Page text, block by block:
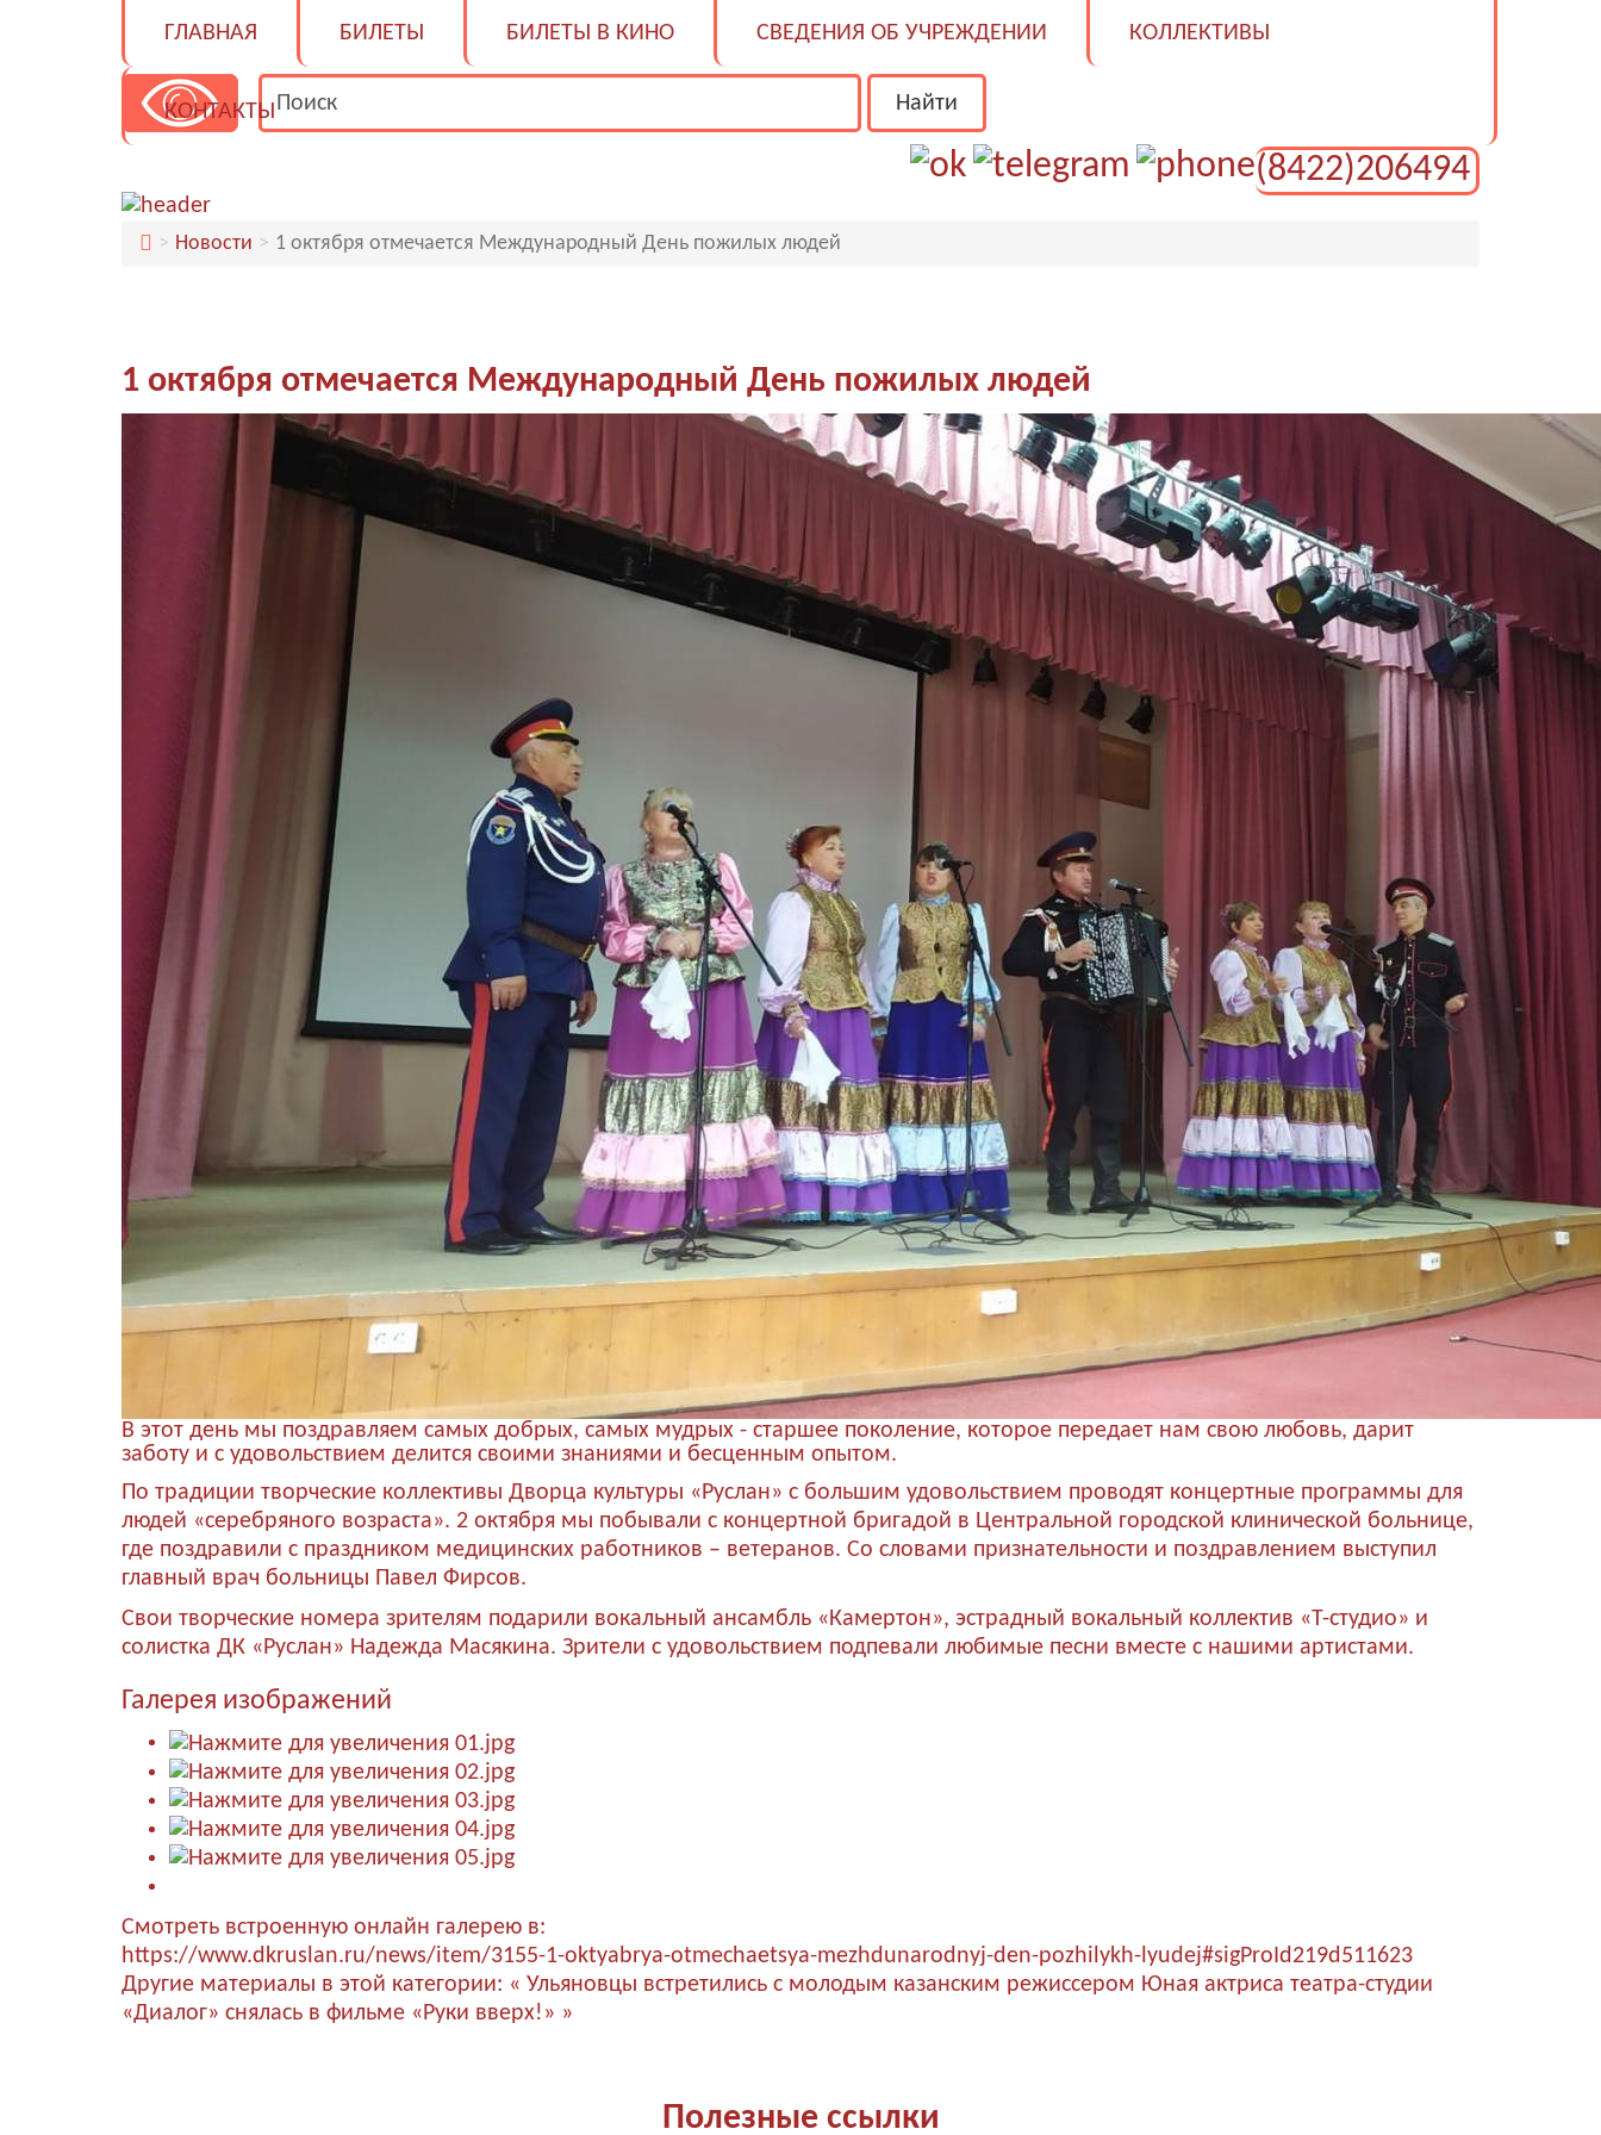
ГЛАВНАЯ БИЛЕТЫ БИЛЕТЫ В КИНО СВЕДЕНИЯ ОБ УЧРЕЖДЕНИИ КОЛЛЕКТИВЫ
КОНТАКТЫ
(8422)206494
Новости 1 октября отмечается Международный День пожилых людей
1 октября отмечается Международный День пожилых людей
В этот день мы поздравляем самых добрых, самых мудрых - старшее поколение, которое передает нам свою любовь, дарит
заботу и с удовольствием делится своими знаниями и бесценным опытом.
По традиции творческие коллективы Дворца культуры «Руслан» с большим удовольствием проводят концертные программы для
людей «серебряного возраста». 2 октября мы побывали с концертной бригадой в Центральной городской клинической больнице,
где поздравили с праздником медицинских работников – ветеранов. Со словами признательности и поздравлением выступил
главный врач больницы Павел Фирсов.
Свои творческие номера зрителям подарили вокальный ансамбль «Камертон», эстрадный вокальный коллектив «Т-студио» и
солистка ДК «Руслан» Надежда Масякина. Зрители с удовольствием подпевали любимые песни вместе с нашими артистами.
Галерея изображений
Смотреть встроенную онлайн галерею в:
https://www.dkruslan.ru/news/item/3155-1-oktyabrya-otmechaetsya-mezhdunarodnyj-den-pozhilykh-lyudej#sigProId219d511623
Другие материалы в этой категории: « Ульяновцы встретились с молодым казанским режиссером Юная актриса театра-студии
«Диалог» снялась в фильме «Руки вверх!» »
Полезные ссылки